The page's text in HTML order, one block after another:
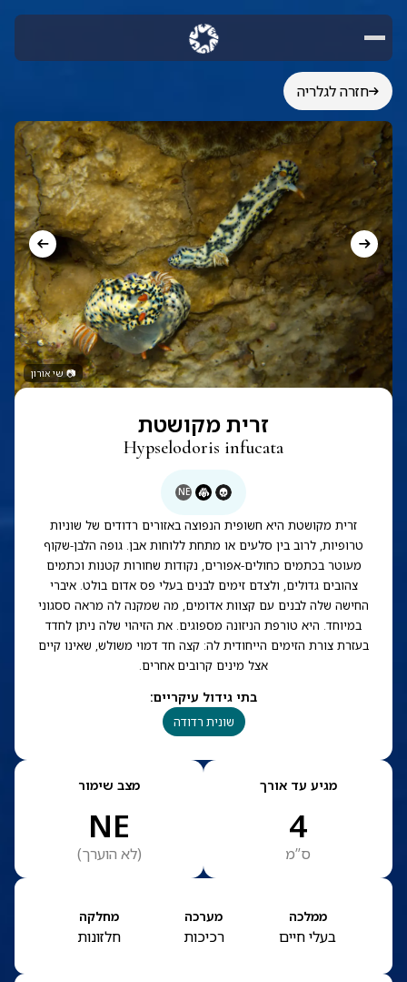
חזרה לגלריה
📷שי אורון
זרית מקושטת
Hypselodoris infucata
NE
זרית מקושטת היא חשופית הנפוצה באזורים רדודים של שוניות
טרופיות, לרוב בין סלעים או מתחת ללוחות אבן. גופה הלבן-שקוף
מעוטר בכתמים כחולים-אפורים, נקודות שחורות קטנות וכתמים
צהובים גדולים, ולצדם זימים לבנים בעלי פס אדום בולט. איברי
החישה שלה לבנים עם קצוות אדומים, מה שמקנה לה מראה ססגוני
במיוחד. היא טורפת הניזונה מספוגים. את הזיהוי שלה ניתן לחדד
בעזרת צורת הזימים הייחודית לה: קצה חד דמוי משולש, שאינו קיים
אצל מינים קרובים אחרים.
בתי גידול עיקריים:
שונית רדודה
מגיע עד אורך
4
ס”מ
מצב שימור
NE
(לא הוערך)
ממלכה
בעלי חיים
מערכה
רכיכות
מחלקה
חלזונות